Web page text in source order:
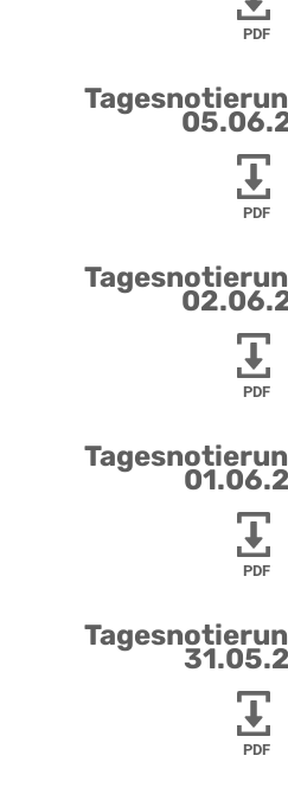
PDF
PDF
PDF
PDF
PDF